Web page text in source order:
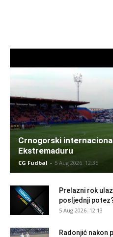
Crnogorski
Ekstremaduru
CG Fudbal - 5 Aug 2026. 12:35
Prelazni rok
posljednji
5 Aug 2026. 12:13
Radonjić nakon